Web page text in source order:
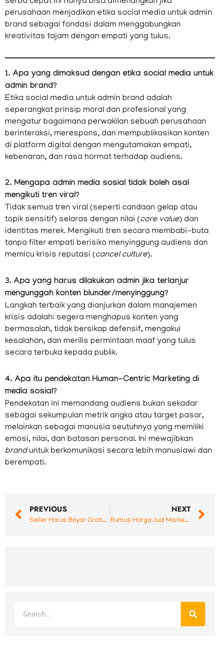
perusahaan menjadikan etika social media untuk admin
brand sebagai fondasi dalam menggabungkan
kreativitas tajam dengan empati yang tulus.
1. Apa yang dimaksud dengan etika social media untuk
admin brand?
Etika social media untuk admin brand adalah
seperangkat prinsip moral dan profesional yang
mengatur bagaimana perwakilan sebuah perusahaan
berinteraksi, merespons, dan mempublikasikan konten
di platform digital dengan mengutamakan empati,
kebenaran, dan rasa hormat terhadap audiens.
2. Mengapa admin media sosial tidak boleh asal
mengikuti tren viral?
Tidak semua tren viral (seperti candaan gelap atau
topik sensitif) selaras dengan nilai (core value) dan
identitas merek. Mengikuti tren secara membabi-buta
tanpa filter empati berisiko menyinggung audiens dan
memicu krisis reputasi (cancel culture).
3. Apa yang harus dilakukan admin jika terlanjur
mengunggah konten blunder/menyinggung?
Langkah terbaik yang dianjurkan dalam manajemen
krisis adalah: segera menghapus konten yang
bermasalah, tidak bersikap defensif, mengakui
kesalahan, dan merilis permintaan maaf yang tulus
secara terbuka kepada publik.
4. Apa itu pendekatan Human-Centric Marketing di
media sosial?
Pendekatan ini memandang audiens bukan sekadar
sebagai sekumpulan metrik angka atau target pasar,
melainkan sebagai manusia seutuhnya yang memiliki
emosi, nilai, dan batasan personal. Ini mewajibkan
branduntuk berkomunikasi secara lebih manusiawi dan
berempati.
PREVIOUS
Seller Harus Bayar Gratis Ongkir Pembeli? Begini Perubahannya Sejak Mei 2026
NEXT
Rumus Harga Jual Marketplace yang Benar: Panduan Lengkap Seller Shopee, Tokopedia, TikTok Shop, dan Lazada Agar Tetap Untung